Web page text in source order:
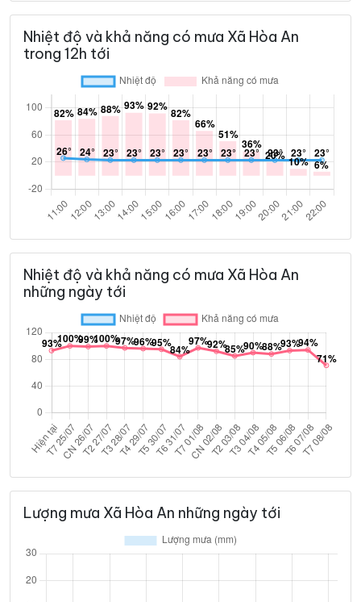
Nhiệt độ và khả năng có mưa Xã Hòa An
trong 12h tới
Nhiệt độ và khả năng có mưa Xã Hòa An
những ngày tới
Lượng mưa Xã Hòa An những ngày tới